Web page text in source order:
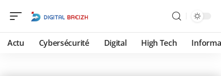
Actu Cybersécurité Digital High Tech